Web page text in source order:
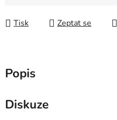
Tisk Zeptat se
Popis
Diskuze